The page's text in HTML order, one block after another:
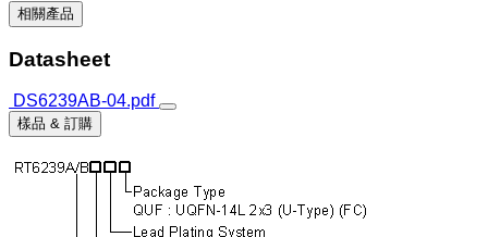
相關產品
Datasheet
DS6239AB-04.pdf
樣品 & 訂購